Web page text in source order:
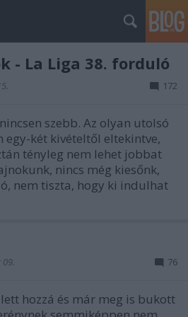
- La Liga 38. forduló
172
szebb. Az olyan utolsó
két kivételtől eltekintve,
tényleg nem lehet jobbat
nincs még kiesőnk,
nem tiszta, hogy ki indulhat
76
hozzá és már meg is bukott